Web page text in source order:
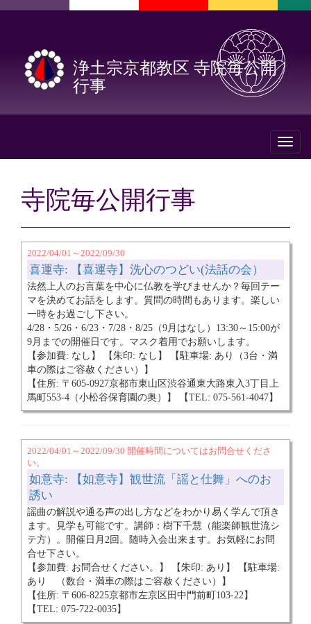
浄土宗京都教区 寺院毎公開
行事
Toggle
寺院毎公開行事
2022/04/01～2022/09/30
喜運寺: 【喜運寺】洗心のつどい(法話の会）
法然上人のお言葉を中心に仏教を学びませんか？毎回テー
マを決めてお話をします。質問の時間もあります。楽しい
一時をお過ごし下さい。
4/28・5/26・6/23・7/28・8/25（9月はなし）13:30～15:00が
9月までの開催日です。マスク着用でお願いします。
【参加費: なし】 【朱印: なし】 【駐車場: あり（3台・満
車の際はご容赦ください）】
【住所: 〒605-0927京都市東山区渋谷通東大路東入3丁目上
馬町553-4（小松谷保育園の奥）】 【TEL: 075-561-4047】
2022/04/01～2022/09/30 開催時間についてはお問合せくださ
い。
如意寺: 【如意寺】観世流「謡と仕舞」へのお
誘い
謡曲の解説や通る声の出し方などをわかり易く学んで頂き
ます。見学も可能です。講師：樹下千慧（能楽師観世流シ
テ方）。開催日月2回。随時入会出来ます。お気軽にお問
合せ下さい。
【参加費: お問合せください。】 【朱印: あり】 【駐車場:
あり （数台・満車の際はご容赦ください）】
【住所: 〒606-8225京都市左京区田中門前町103-22】
【TEL: 075-722-0035】